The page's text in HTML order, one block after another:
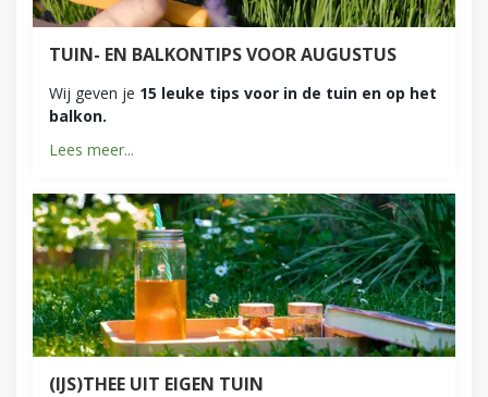
TUIN- EN BALKONTIPS VOOR AUGUSTUS
Wij geven je 15 leuke tips voor in de tuin en op het
balkon.
Lees meer...
(IJS)THEE UIT EIGEN TUIN